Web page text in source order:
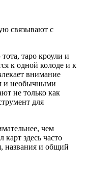
связывают с
таро кроули и
к одной колоде и к
внимание
и необычными
не только как
для
чем
здесь часто
названия и общий